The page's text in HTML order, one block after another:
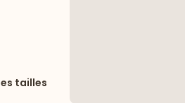
tailles